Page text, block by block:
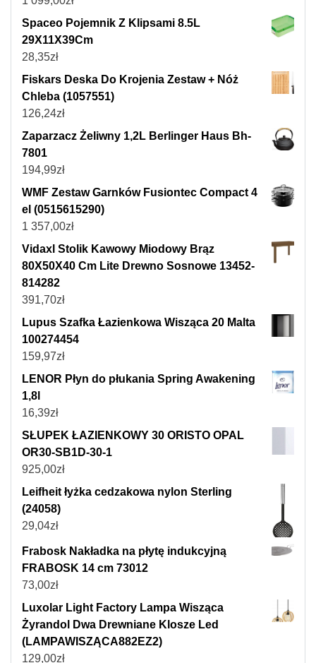
Spaceo Pojemnik Z Klipsami 8.5L
29X11X39Cm
28,35zł
Fiskars Deska Do Krojenia Zestaw + Nóż
Chleba (1057551)
126,24zł
Zaparzacz Żeliwny 1,2L Berlinger Haus Bh-
7801
194,99zł
WMF Zestaw Garnków Fusiontec Compact 4
el (0515615290)
1 357,00zł
Vidaxl Stolik Kawowy Miodowy Brąz
80X50X40 Cm Lite Drewno Sosnowe 13452-
814282
391,70zł
Lupus Szafka Łazienkowa Wisząca 20 Malta
100274454
159,97zł
LENOR Płyn do płukania Spring Awakening
1,8l
16,39zł
SŁUPEK ŁAZIENKOWY 30 ORISTO OPAL
OR30-SB1D-30-1
925,00zł
Leifheit łyżka cedzakowa nylon Sterling
(24058)
29,04zł
Frabosk Nakładka na płytę indukcyjną
FRABOSK 14 cm 73012
73,00zł
Luxolar Light Factory Lampa Wisząca
Żyrandol Dwa Drewniane Klosze Led
(LAMPAWISZĄCA882EZ2)
129,00zł